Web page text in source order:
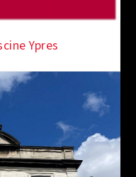
Ypres